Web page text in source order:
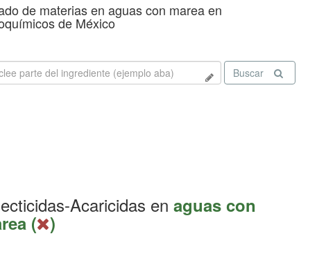
de materias en aguas con marea en
de México
Buscar
Acaricidas en aguas con
( )